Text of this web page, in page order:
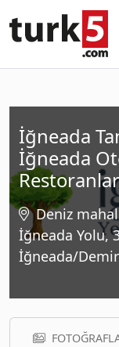
İğneada
İğneada
Deniz
İğneada Yolu,
İğneada/